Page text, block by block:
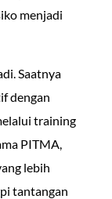
menjadi
Saatnya
dengan
training
PITMA,
lebih
tantangan